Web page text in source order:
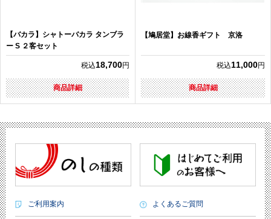
【バカラ】シャトーバカラ タンブラ
ー S ２客セット
税込18,700円
商品詳細
【鳩居堂】お線香ギフト 京洛
税込11,000円
商品詳細
ご利用案内 よくあるご質問